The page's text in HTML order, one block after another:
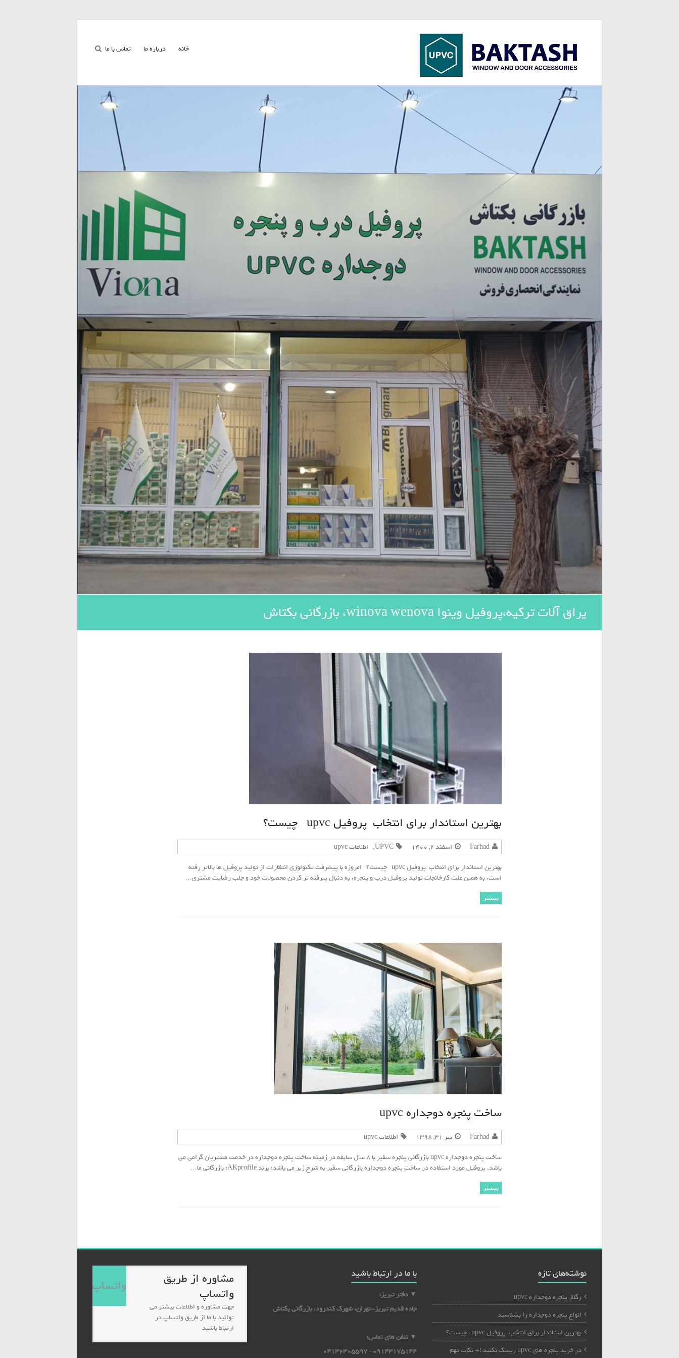
بازرگانی
UPVC
فروش
یراق
رزه
کایاپن
KAYA
PEN
/
برگمن
Bregmann
جویس
geviss
UPVC
برند
ویونا
Viona
خانه درباره ما تماس با ما
یراق آلات ترکیه،پروفیل وینوا winova wenova، بازرگانی بکتاش
بهترین استاندار برای انتخاب پروفیل upvc چیست؟
Farhad اسفند ۲, ۱۴۰۰ UPVC
اطلاعات upvc
بهترین استاندار برای انتخاب پروفیل upvc چیست؟ امروزه با پیشرفت تکنولوژی انتظارات از تولید پروفیل ها بالاتر رفته
است، به همین علت کارخانجات تولید پروفیل درب و پنجره، به دنبال پیرفته تر کردن محصولات خود و جلب رضایت مشتری…
بیشتر
ساخت پنجره دوجداره upvc
Farhad تیر ۳۱, ۱۳۹۸
اطلاعات upvc
ساخت پنجره دوجداره upvc بازرگانی پنجره سفیر با ۸ سال سابقه در زمینه ساخت پنجره دوجداره در خدمت مشتریان گرامی می
باشد. پروفیل مورد استفاده در ساخت پنجره دوجداره بازرگانی سفیر به شرح زیر می باشد: برند AKprofile: بازرگانی ما…
بیشتر
نوشته‌های تازه
رگلاژ پنجره دوجداره upvc
انواع پنجره دوجداره را بشناسید
بهترین استاندار برای انتخاب پروفیل upvc چیست؟
در خرید پنجره های upvc ریسک نکنید !+ نکات مهم
با ما در ارتباط باشید
▼ دفتر تبریز:
جاده قدیم تبریز-تهران، شهرک کندرود، بازرگانی بکتاش
▼ تلفن های تماس:
09143175144– 04136305597
مشاوره از طریق
واتساپ
جهت مشاوره و اطلاعات بیشتر می
توانید با ما از طریق واتساپ در
ارتباط باشید
واتساپ